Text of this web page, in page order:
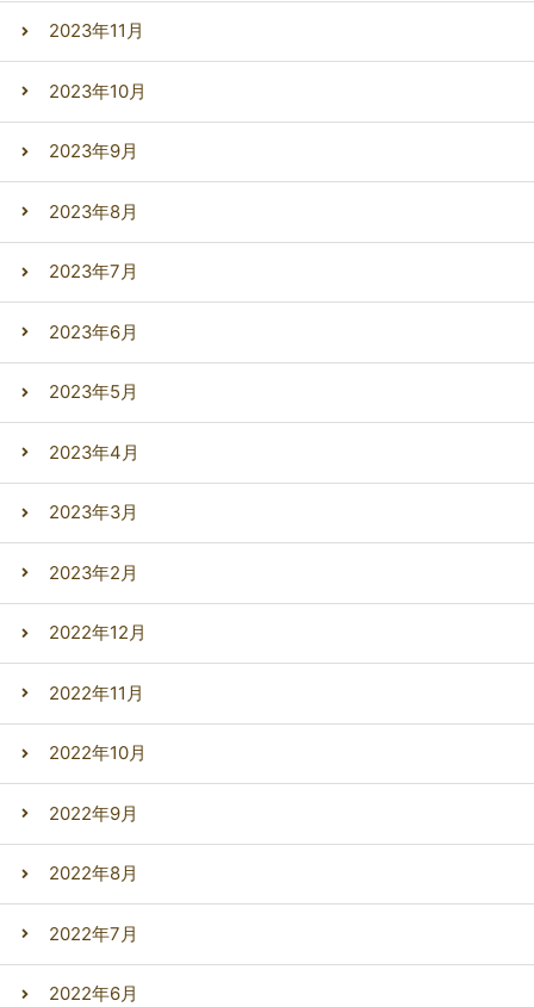
2023年11月
2023年10月
2023年9月
2023年8月
2023年7月
2023年6月
2023年5月
2023年4月
2023年3月
2023年2月
2022年12月
2022年11月
2022年10月
2022年9月
2022年8月
2022年7月
2022年6月